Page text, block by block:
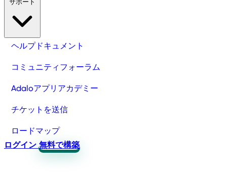
ヘルプドキュメント
コミュニティフォーラム
Adaloアプリアカデミー
チケットを送信
ロードマップ
ログイン 無料で構築